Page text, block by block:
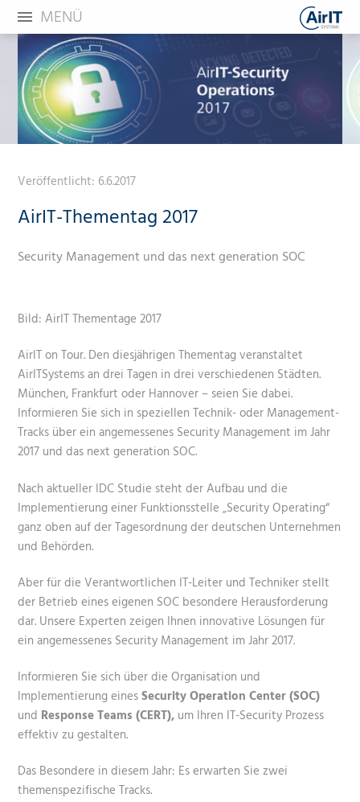
MENÜ
Veröffentlicht: 6.6.2017
AirIT-Thementag 2017
Security Management und das next generation SOC
Bild: AirIT Thementage 2017
AirIT on Tour. Den diesjährigen Thementag veranstaltet
AirITSystems an drei Tagen in drei verschiedenen Städten.
München, Frankfurt oder Hannover – seien Sie dabei.
Informieren Sie sich in speziellen Technik- oder Management-
Tracks über ein angemessenes Security Management im Jahr
2017 und das next generation SOC.
Nach aktueller IDC Studie steht der Aufbau und die
Implementierung einer Funktionsstelle „Security Operating“
ganz oben auf der Tagesordnung der deutschen Unternehmen
und Behörden.
Aber für die Verantwortlichen IT-Leiter und Techniker stellt
der Betrieb eines eigenen SOC besondere Herausforderung
dar. Unsere Experten zeigen Ihnen innovative Lösungen für
ein angemessenes Security Management im Jahr 2017.
Informieren Sie sich über die Organisation und
Implementierung einesSecurity Operation Center (SOC)
und Response Teams (CERT), um Ihren IT-Security Prozess
effektiv zu gestalten.
Das Besondere in diesem Jahr: Es erwarten Sie zwei
themenspezifische Tracks.